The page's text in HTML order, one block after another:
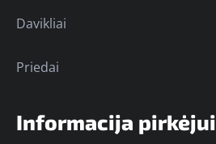
Davikliai
Priedai
Informacija pirkėjui